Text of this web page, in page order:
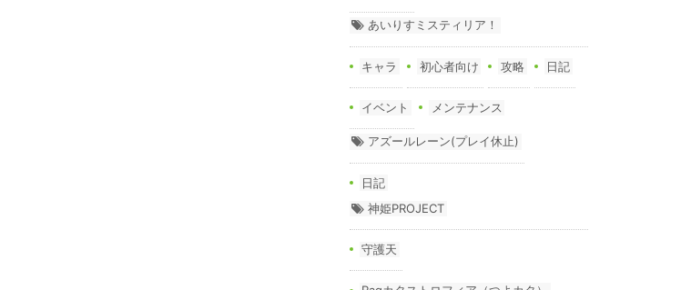
あいりすミスティリア！
キャラ 初心者向け 攻略 日記
イベント メンテナンス
アズールレーン(プレイ休止)
日記
神姫PROJECT
守護天